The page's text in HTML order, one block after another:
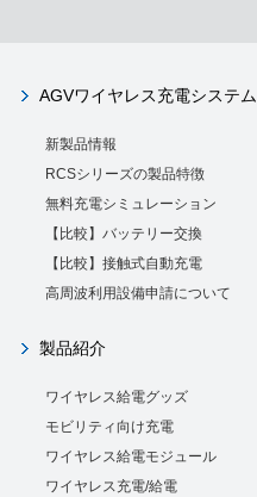
AGVワイヤレス充電システム
新製品情報
RCSシリーズの製品特徴
無料充電シミュレーション
【比較】バッテリー交換
【比較】接触式自動充電
高周波利用設備申請について
製品紹介
ワイヤレス給電グッズ
モビリティ向け充電
ワイヤレス給電モジュール
ワイヤレス充電/給電